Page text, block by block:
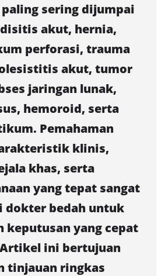
sering dijumpai
akut, hernia,
perforasi, trauma
akut, tumor
jaringan lunak,
hemoroid, serta
Pemahaman
klinis,
khas, serta
yang tepat sangat
dokter bedah untuk
keputusan yang cepat
ini bertujuan
tinjauan ringkas